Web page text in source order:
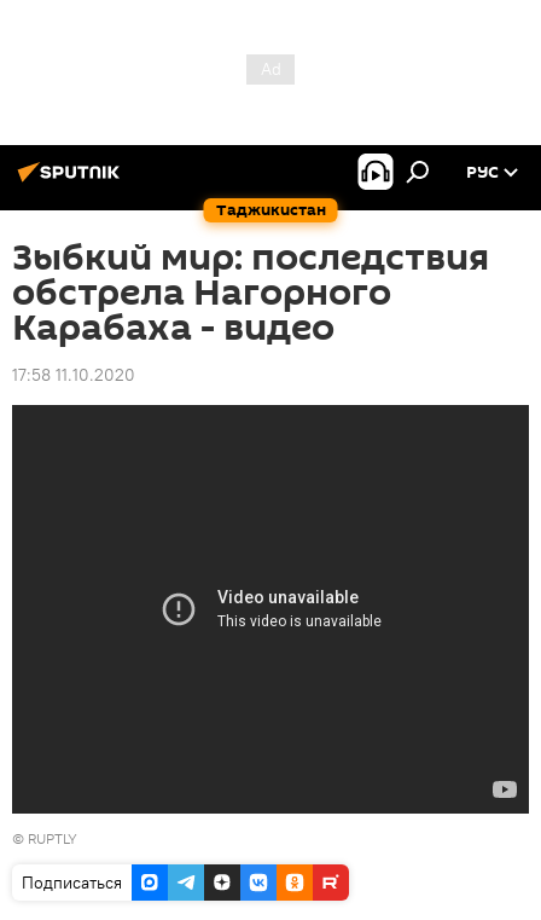
Таджикистан
РУС
Зыбкий мир: последствия
обстрела Нагорного
Карабаха - видео
17:58 11.10.2020
© RUPTLY
Подписаться